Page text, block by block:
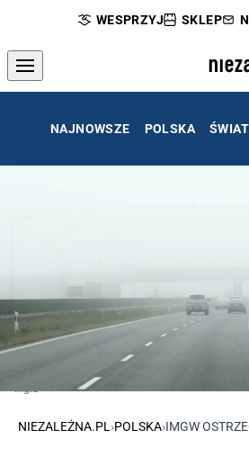
WESPRZYJ SKLEP
NAJNOWSZE POLSKA ŚWIAT
Mgła
NIEZALEŻNA.PL ›POLSKA›IMGW